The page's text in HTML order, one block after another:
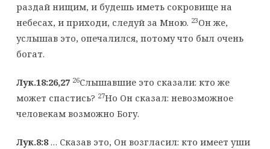
раздай нищим, и будешь иметь сокровище на
небесах, и приходи, следуй за Мною. 23Он же,
услышав это, опечалился, потому что был очень
богат.
Лук.18:26,27 26Слышавшие это сказали: кто же
может спастись? 27Но Он сказал: невозможное
человекам возможно Богу.
Лук.8:8… Сказав это, Он возгласил: кто имеет уши